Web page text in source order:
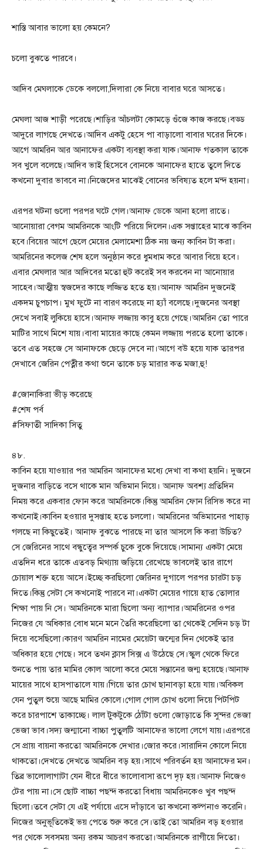
শাস্তি আবার ভালো হয় কেমনে?
চলো বুঝতে পারবে।
আদিব মেঘলাকে ডেকে বললো,দিলারা কে নিয়ে বাবার ঘরে আসতে।
মেঘলা আজ শাড়ী পরেছে।শাড়ির আঁচলটা কোমড়ে গুঁজে কাজ করছে।বড্ড
আদুরে লাগছে দেখতে।আদিব একটু হেসে পা বাড়ালো বাবার ঘরের দিকে।
আগে আমরিন আর আনাফের একটা ব্যবস্থা করা যাক।আনাফ গতকাল তাকে
সব খুলে বলেছে।আদিব ভাই হিসেবে বোনকে আনাফের হাতে তুলে দিতে
কখনো দুবার ভাববে না।নিজেদের মাঝেই বোনের ভবিষ্যত হলে মন্দ হয়না।
এরপর ঘটনা গুলো পরপর ঘটে গেল।আনাফ ডেকে আনা হলো রাতে।
আনোয়ারা বেগম আমরিনকে আংটি পরিয়ে দিলেন।এক সপ্তাহের মাঝে কাবিন
হবে।বিয়ের আগে ছেলে মেয়ের মেলামেশা ঠিক নয় জন্য কাবিন টা করা।
আমরিনের কলেজ শেষ হলে অনুষ্ঠান করে ধুমধাম করে আবার বিয়ে হবে।
এবার মেঘলার আর আদিবের মতো হুট করেই সব করবেন না আনোয়ার
সাহেব।আত্মীয় স্বজদের কাছে লজ্জিত হতে হয়।আনাফ আমরিন দুজনেই
একদম চুপচাপ। মুখ ফুটে না বারণ করেছে না হ্যাঁ বলেছে।দুজনের অবস্থা
দেখে সবাই লুকিয়ে হাসে।আনাফ লজ্জায় কাবু হয়ে গেছে।আমরিন তো পারে
মাটির সাথে মিশে যায়।বাবা মায়ের কাছে কেমন লজ্জায় পরতে হলো তাকে।
তবে এত সহজে সে আনাফকে ছেড়ে দেবে না।আগে বউ হয়ে যাক তারপর
দেখাবে জেরিন পেত্নীর কথা শুনে তাকে চড় মারার কত মজা,হু!
#জোনাকিরা ভীড় করেছে
#শেষ পর্ব
#সিফাতী সাদিকা সিতু
৪৮.
কাবিন হয়ে যাওয়ার পর আমরিন আনাফের মধ্যে দেখা বা কথা হয়নি। দুজনে
দুজনার বাড়িতে বসে থাকে মান অভিমান নিয়ে। আনাফ অবশ্য প্রতিদিন
নিময় করে একবার ফোন করে আমরিনকে।কিন্তু আমরিন ফোন রিসিভ করে না
কখনোই।কাবিন হওয়ার দুসপ্তাহ হতে চললো। আমরিনের অভিমানের পাহাড়
গলছে না কিছুতেই। আনাফ বুঝতে পারছে না তার আসলে কি করা উচিত?
সে জেরিনের সাথে বন্ধুত্বের সম্পর্ক চুকে বুকে দিয়েছে।সামান্য একটা মেয়ে
এতদিন ধরে তাকে এতবড় মিথ্যায় জড়িয়ে রেখেছে ভাবলেই তার রাগে
চোয়াল শক্ত হয়ে আসে।ইচ্ছে করছিলো জেরিনর দুগালে পরপর চারটা চড়
দিতে।কিন্তু সেটা সে কখনোই পারবে না।একটা মেয়ের গায়ে হাত তোলার
শিক্ষা পায় নি সে। আমরিনকে মারা ছিলো অন্য ব্যাপার।আমরিনের ওপর
নিজের যে অধিকার বোধ মনে মনে তৈরি করেছিলো তা থেকেই সেদিন চড় টা
দিয়ে বসেছিলো।কারণ আমরিন নামের মেয়েটা জন্মের দিন থেকেই তার
অধিকার হয়ে গেছে। সবে তখন ক্লাস সিক্স এ উঠেছে সে।স্কুল থেকে ফিরে
শুনতে পায় তার মামির কোল আলো করে মেয়ে সন্তানের জন্ম হয়েছে।আনাফ
মায়ের সাথে হাসপাতালে যায়।গিয়ে তার চোখ ছানাবড়া হয়ে যায়।অবিকল
যেন পুতুল শুয়ে আছে মামির কোলে।গোল গোল চোখ গুলো দিয়ে পিটপিট
করে চারপাশে তাকাচ্ছে। লাল টুকটুকে ঠোঁটা গুলো জোড়াতে কি সুন্দর ভেজা
ভেজা ভাব।সদ্য জন্মানো বাচ্চা পুতুলটি আনাফের ভালো লেগে যায়।এরপরে
সে প্রায় বায়না করতো আমরিনকে দেখার।জোর করে।সারাদিন কোলে নিয়ে
থাকতো।দেখতে দেখতে আমরিন বড় হয়।সাথে পরিবর্তন হয় আনাফের মন।
তিব্র ভালোলাগাটা যেন ধীরে ধীরে ভালোবাসা রূপে দৃঢ় হয়।আনাফ নিজেও
টের পায় না।সে ছোট বাচ্চা পছন্দ করতো বিধায় আমরিনকেও খুব পছন্দ
ছিলো।তবে সেটা যে এই পর্যায়ে এসে দাঁড়াবে তা কখনো কল্পনাও করেনি।
নিজের অনুভূতিকেই ভয় পেতে শুরু করে সে।তাই তো আমরিন বড় হওয়ার
পর থেকে সবসময় অন্য রকম আচরণ করতো।আমরিনকে রাগীয়ে দিতো।